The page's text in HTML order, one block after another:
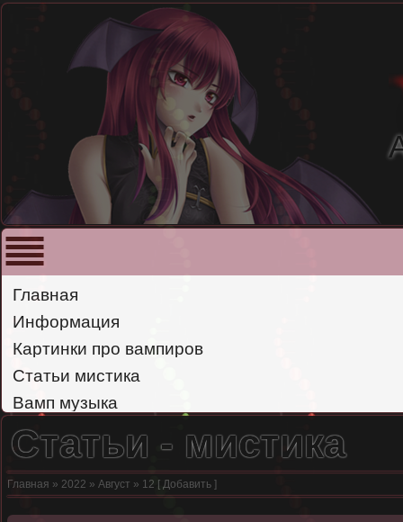
Главная
Информация
Картинки про вампиров
Статьи мистика
Вамп музыка
Статьи - мистика
Главная » 2022 » Август » 12 [ Добавить ]